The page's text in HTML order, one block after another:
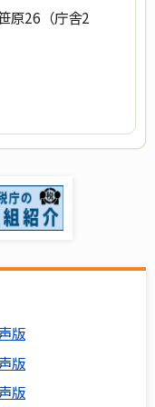
原26（庁舎2
版
版
版